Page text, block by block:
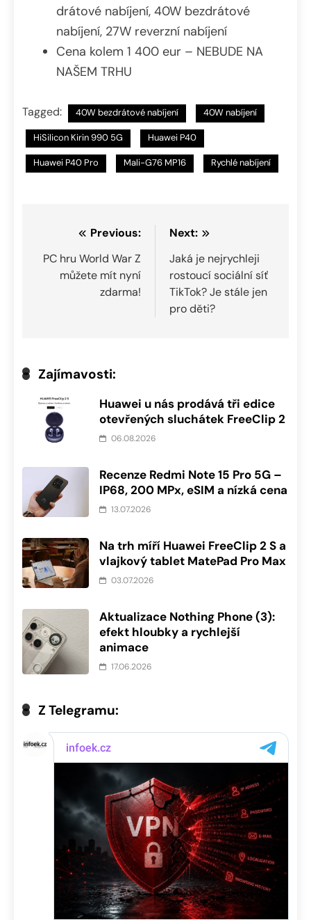
drátové nabíjení, 40W bezdrátové
nabíjení, 27W reverzní nabíjení
Cena kolem 1 400 eur – NEBUDE NA
NAŠEM TRHU
Tagged: 40W bezdrátové nabíjení 40W nabíjení
HiSilicon Kirin 990 5G Huawei P40
Huawei P40 Pro Mali-G76 MP16 Rychlé nabíjení
Navigace
pro
příspěvek
Previous:
PC hru World War Z
můžete mít nyní
zdarma!
Next:
Jaká je nejrychleji
rostoucí sociální síť
TikTok? Je stále jen
pro děti?
Zajímavosti:
Huawei u nás prodává tři edice
otevřených sluchátek FreeClip 2
06.08.2026
Recenze Redmi Note 15 Pro 5G –
IP68, 200 MPx, eSIM a nízká cena
13.07.2026
Na trh míří Huawei FreeClip 2 S a
vlajkový tablet MatePad Pro Max
03.07.2026
Aktualizace Nothing Phone (3):
efekt hloubky a rychlejší
animace
17.06.2026
Z Telegramu: